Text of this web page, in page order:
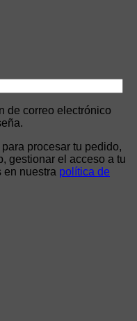
de correo electrónico
procesar tu pedido,
gestionar el acceso a tu
en nuestra política de